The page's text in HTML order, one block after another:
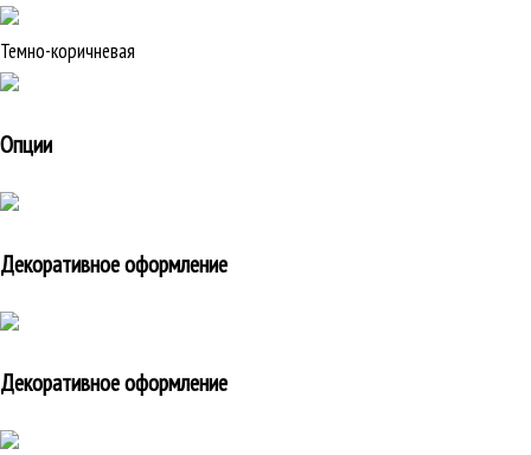
Темно-коричневая
Опции
Декоративное оформление
Декоративное оформление